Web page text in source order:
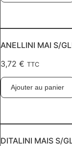
ANELLINI MAI S/
3,72 € TTC
Ajouter au panier
DITALINI MAIS S/